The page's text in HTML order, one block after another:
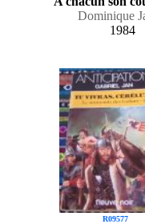
Dominique
1984
R09577